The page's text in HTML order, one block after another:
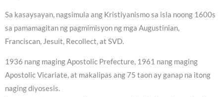
Sa kasaysayan, nagsimula ang Kristiyanismo sa isla noong 1600s
sa pamamagitan ng pagmimisyon ng mga Augustinian,
Franciscan, Jesuit, Recollect, at SVD.
1936 nang maging Apostolic Prefecture, 1961 nang maging
Apostolic Vicariate, at makalipas ang 75 taon ay ganap na itong
naging diyosesis.